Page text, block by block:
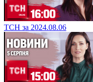
ТСН за 2024.08.06